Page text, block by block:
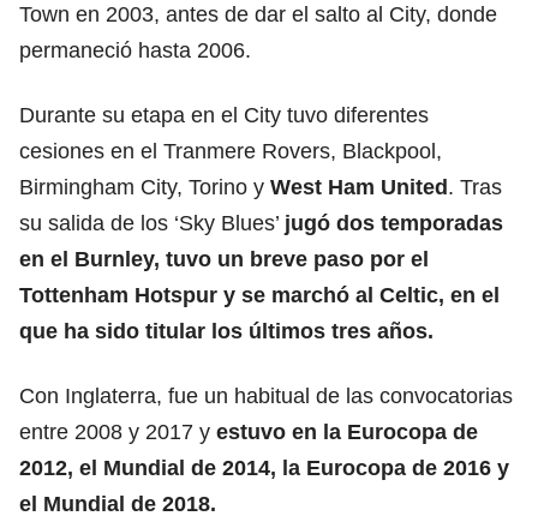
Town en 2003, antes de dar el salto al City, donde
permaneció hasta 2006.
Durante su etapa en el City tuvo diferentes
cesiones en el Tranmere Rovers, Blackpool,
Birmingham City, Torino y West Ham United. Tras
su salida de los ‘Sky Blues’ jugó dos temporadas
en el Burnley, tuvo un breve paso por el
Tottenham Hotspur y se marchó al Celtic, en el
que ha sido titular los últimos tres años.
Con Inglaterra, fue un habitual de las convocatorias
entre 2008 y 2017 y estuvo en la Eurocopa de
2012, el Mundial de 2014, la Eurocopa de 2016 y
el Mundial de 2018.